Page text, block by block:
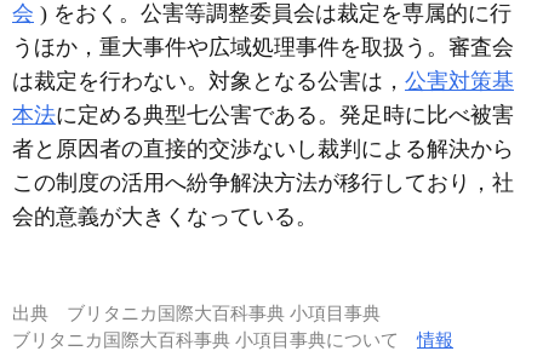
会 ) をおく。公害等調整委員会は裁定を専属的に行
うほか，重大事件や広域処理事件を取扱う。審査会
は裁定を行わない。対象となる公害は， 公害対策基
本法に定める典型七公害である。発足時に比べ被害
者と原因者の直接的交渉ないし裁判による解決から
この制度の活用へ紛争解決方法が移行しており，社
会的意義が大きくなっている。
出典 ブリタニカ国際大百科事典 小項目事典
ブリタニカ国際大百科事典 小項目事典について情報